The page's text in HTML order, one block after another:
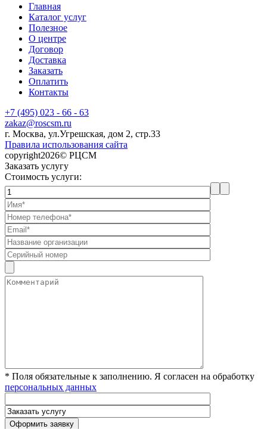
Главная
Каталог услуг
Полезное
О центре
Договор
Доставка
Заказать
Оплатить
Контакты
+7 (495) 023 - 66 - 63
zakaz@roscsm.ru
г. Москва, ул.Угрешская, дом 2, стр.33
Правила использования сайта
copyright2026© РЦСМ
Заказать услугу
Стоимость услуги:
* Поля обязательные к заполнению. Я согласен на обработку
персональных данных